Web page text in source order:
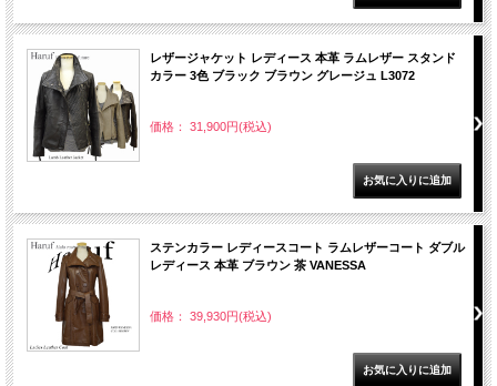
レザージャケット レディース 本革 ラムレザー スタンド
カラー 3色 ブラック ブラウン グレージュ L3072
価格： 31,900円(税込)
ステンカラー レディースコート ラムレザーコート ダブル
レディース 本革 ブラウン 茶 VANESSA
価格： 39,930円(税込)